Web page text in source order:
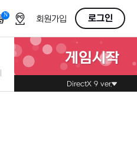
N OFF회원가입 로그인
게임시작
DirectX 9 ver.